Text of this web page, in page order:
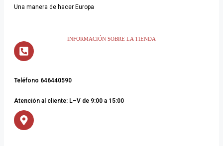
Una manera de hacer Europa
INFORMACIÓN SOBRE LA TIENDA
Teléfono 646440590
Atención al cliente: L–V de 9:00 a 15:00